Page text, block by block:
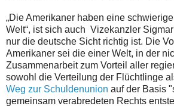
„Die Amerikaner haben eine
Welt“, ist sich auch Vizekanzler
nur die deutsche Sicht richtig ist. Die
Amerikaner sei die einer Welt, in der
Zusammenarbeit zum Vorteil aller
sowohl die Verteilung der Flüchtlinge
Weg zur Schuldenunion auf der Basis
gemeinsam verabredeten Rechts